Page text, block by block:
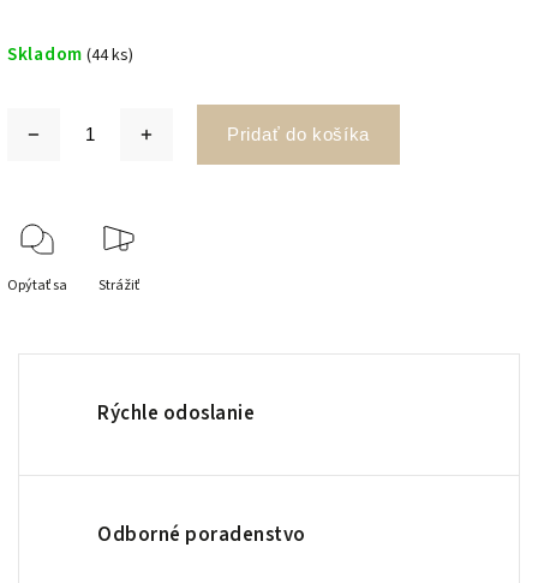
Skladom (44 ks)
Pridať do košíka
Opýtať sa Strážiť
Rýchle odoslanie
Odborné poradenstvo